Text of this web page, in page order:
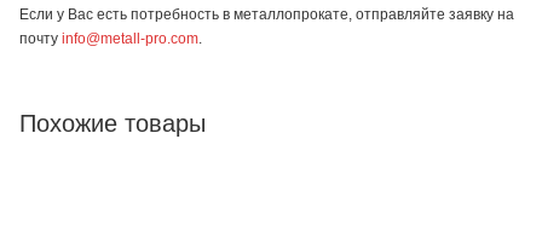
Если у Вас есть потребность в металлопрокате, отправляйте заявку на
почту info@metall-pro.com
Похожие товары